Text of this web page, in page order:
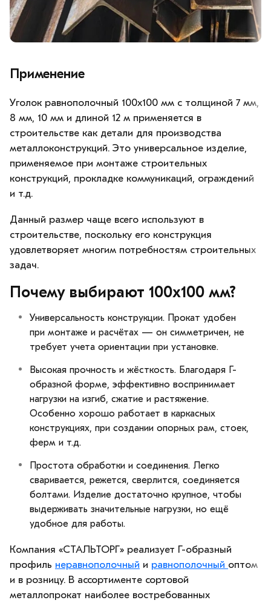
Применение
Уголок равнополочный 100х100 мм с толщиной 7 мм,
8 мм, 10 мм и длиной 12 м применяется в
строительстве как детали для производства
металлоконструкций. Это универсальное изделие,
применяемое при монтаже строительных
конструкций, прокладке коммуникаций, ограждений
и т.д.
Данный размер чаще всего используют в
строительстве, поскольку его конструкция
удовлетворяет многим потребностям строительных
задач.
Почему выбирают 100х100 мм?
Универсальность конструкции. Прокат удобен
при монтаже и расчётах — он симметричен, не
требует учета ориентации при установке.
Высокая прочность и жёсткость. Благодаря Г-
образной форме, эффективно воспринимает
нагрузки на изгиб, сжатие и растяжение.
Особенно хорошо работает в каркасных
конструкциях, при создании опорных рам, стоек,
ферм и т.д.
Простота обработки и соединения. Легко
сваривается, режется, сверлится, соединяется
болтами. Изделие достаточно крупное, чтобы
выдерживать значительные нагрузки, но ещё
удобное для работы.
Компания «СТАЛЬТОРГ» реализует Г-образный
профиль неравнополочный и равнополочный оптом
и в розницу. В ассортименте сортовой
металлопрокат наиболее востребованных